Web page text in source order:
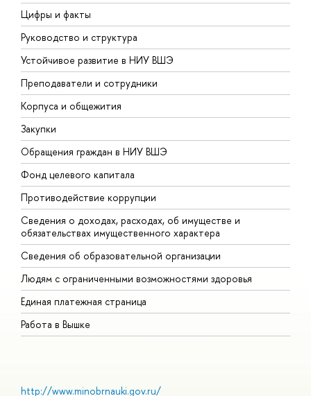
Цифры и факты
Руководство и структура
Устойчивое развитие в НИУ ВШЭ
Преподаватели и сотрудники
Корпуса и общежития
Закупки
Обращения граждан в НИУ ВШЭ
Фонд целевого капитала
Противодействие коррупции
Сведения о доходах, расходах, об имуществе и
обязательствах имущественного характера
Сведения об образовательной организации
Людям с ограниченными возможностями здоровья
Единая платежная страница
Работа в Вышке
http://www.minobrnauki.gov.ru/